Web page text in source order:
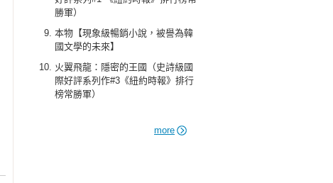
勝軍）
本物【現象級暢銷小說，被譽為韓
國文學的未來】
火翼飛龍：隱密的王國（史詩級國
際好評系列作#3《紐約時報》排行
榜常勝軍）
more